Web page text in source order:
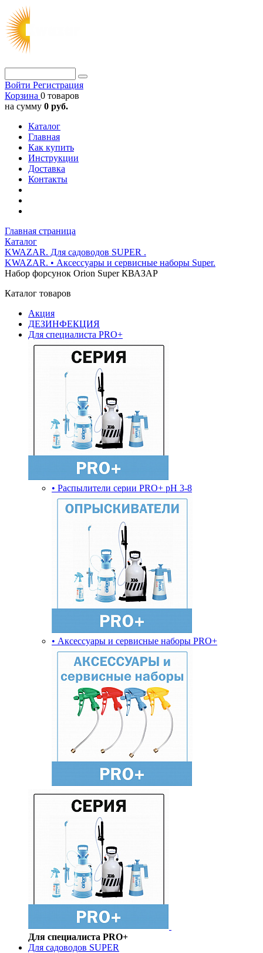
Войти Регистрация
Корзина 0 товаров
на сумму 0 руб.
Каталог
Главная
Как купить
Инструкции
Доставка
Контакты
Главная страница
Каталог
KWAZAR. Для садоводов SUPER .
KWAZAR. • Аксессуары и сервисные наборы Super.
Набор форсунок Orion Super КВАЗАР
Каталог товаров
Акция
ДЕЗИНФЕКЦИЯ
Для специалиста PRO+
• Распылители серии PRO+ pH 3-8
• Аксессуары и сервисные наборы PRO+
Для специалиста PRO+
Для садоводов SUPER